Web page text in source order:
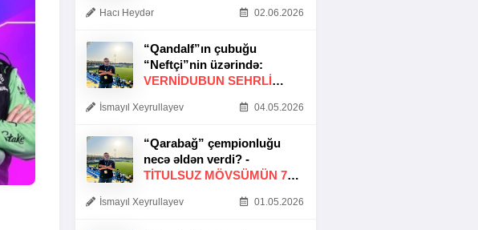
Hacı Heydər 02.06.2026
“Qandalf”ın çubuğu
“Neftçi”nin üzərində:
VERNİDUBUN SEHRLİ
İsmayıl Xeyrullayev 04.05.2026
“Qarabağ” çempionluğu
necə əldən verdi? -
TITULSUZ MÖVSÜMÜN 7
İsmayıl Xeyrullayev 01.05.2026